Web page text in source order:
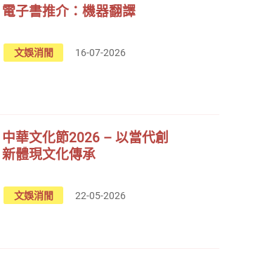
電子書推介：機器翻譯
文娛消閒 16-07-2026
中華文化節2026 – 以當代創
新體現文化傳承
文娛消閒 22-05-2026